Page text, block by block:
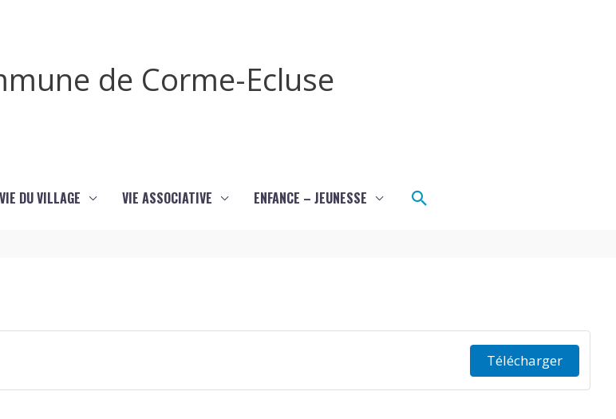
de Corme-Ecluse
VIE DU VILLAGE VIE ASSOCIATIVE ENFANCE – JEUNESSE Rechercher
Télécharger